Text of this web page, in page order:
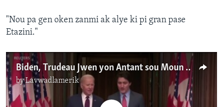
"Nou pa gen oken zanmi ak alye ki pi gran pase
Etazini."
Biden, Trudeau Jwen yon Antant sou Moun kap Chache Azil yo
byLavwadlamerik
No media source currently available